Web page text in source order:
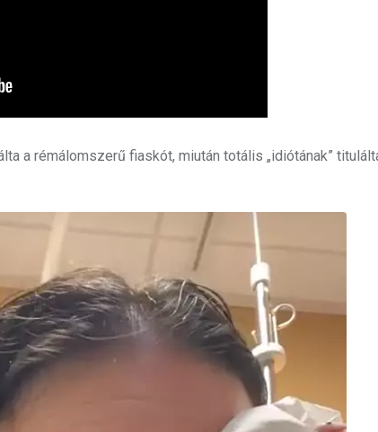
a rémálomszerű fiaskót, miután totális „idiótának”